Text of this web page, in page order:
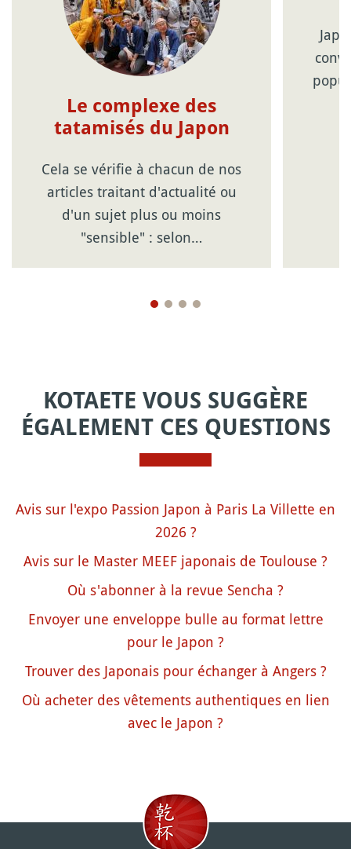
Le complexe des
tatamisés du Japon
Cela se vérifie à chacun de nos
articles traitant d'actualité ou
d'un sujet plus ou moins
"sensible" : selon…
KOTAETE VOUS SUGGÈRE
ÉGALEMENT CES QUESTIONS
Avis sur l'expo Passion Japon à Paris La Villette en
2026 ?
Avis sur le Master MEEF japonais de Toulouse ?
Où s'abonner à la revue Sencha ?
Envoyer une enveloppe bulle au format lettre
pour le Japon ?
Trouver des Japonais pour échanger à Angers ?
Où acheter des vêtements authentiques en lien
avec le Japon ?